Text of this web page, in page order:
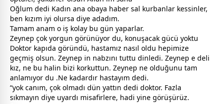
Oğlum dedi Kadın ana obaya haber sal kurbanlar kessinler,
ben kızım iyi olursa diye adadım.
Tamam anam o iş kolay bu gün yaparlar.
Zeynep çok yorgun görünüyor du, konuşacak gücü yoktu
Doktor kapıda göründü, hastamız nasıl oldu hepimize
geçmiş olsun. Zeynep in nabzını tuttu dinledi. Zeynep e deli
kız, ne bu halin bizi korkuttun. Zeynep ne olduğunu tam
anlamıyor du .Ne kadardır hastayım dedi.
“yok canım, çok olmadı dün yattın dedi doktor. Fazla
sıkmayın diye uyardı misafirlere, hadi yine görüşürüz.